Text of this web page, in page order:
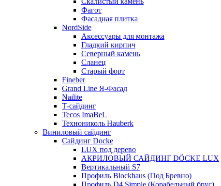
Фагот
Фасадная плитка
NordSide
Аксессуары для монтажа
Гладкий кирпич
Северный камень
Сланец
Старый форт
Fineber
Grand Line Я-Фасад
Nailite
Т-сайдинг
Tecos ImaBeL
Технониколь Hauberk
Виниловый сайдинг
Сайдинг Docke
LUX под дерево
АКРИЛОВЫЙ САЙДИНГ DÖCKE LUX
Вертикальный S7
Профиль Blockhaus (Под Бревно)
Профиль D4 Simple (Корабельный брус)